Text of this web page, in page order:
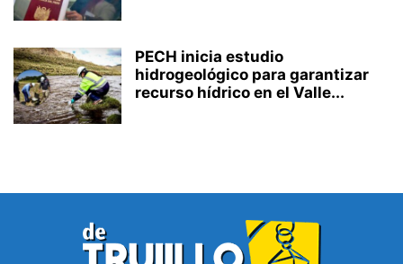
PECH inicia estudio
hidrogeológico para garantizar
recurso hídrico en el Valle...